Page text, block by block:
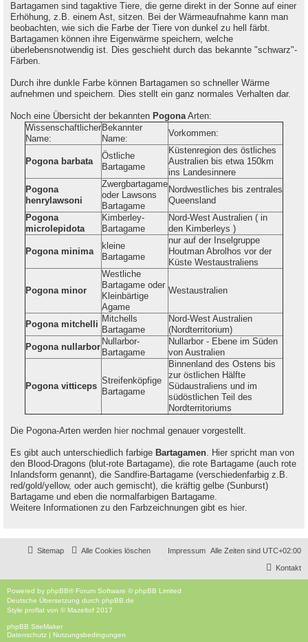
Bartagamen sind tagaktive Tiere, die gerne direkt in der Sonne auf einer
Erhöhung, z.B. einem Ast, sitzen. Bei der Wärmeaufnahme kann man
beobachten, wie sich die Farbe der Tiere von dunkel zu hell färbt.
Bartagamen können ihre Eigenwärme speichern, welche
überlebensnotwendig ist. Dies geschieht durch das bekannte "schwarz"-
Färben.
Durch ihre dunkle Farbe können Bartagamen so schneller Wärme
aufnehmen und speichern. Dies stellt ein ganz normales Verhalten dar.
Noch eine Übersicht der bekannten Pogona Arten:
Wissenschaftlicher
Name:
Bekannter
Name:
Vorkommen:
Pogona barbata
Östliche
Bartagame
Küstenregion des östliches
Australien bis etwa 150km
ins Landesinnere
Pogona
henrylawsoni
Zwergbartagame
oder Lawsons
Bartagame
Nordwestliches bis zentrales
Queensland
Pogona
microlepidota
Kimberley-
Bartagame
Nord-West Australien ( in
den Kimberleys )
Pogona minima
kleine
Bartagame
nur auf der Inselgruppe
Houtman Abrolhos vor der
Küste Westaustraliens
Pogona minor
Westliche
Bartagame oder
Kleinbärtige
Agame
Westaustralien
Pogona mitchelli
Mitchells
Bartagame
Nord-West Australien
(Nordterritorium)
Pogona nullarbor
Nullarbor-
Bartagame
Nullarbor - Ebene im Süden
von Australien
Pogona vitticeps
Streifenköpfige
Bartagame
Binnenland des Ostens bis
zur östlichen Hälfte
Südaustraliens und im
südöstlichen Teil des
Nordterritoriums
Die Pogona-Arten werden hier nochmal genauer vorgestellt.
Es gibt auch unterschiedlich farbige Bartagamen . Hier spricht man von
den Blood-Dragons (blut-rote Bartagame), die rote Bartagame (auch rote
Inlandsform genannt), die Sandfire-Bartagame (verschiedenfarbig z.B.
red/gold/yellow, oder auch gemischt), die kräftig gelbe (Sunburst)
Bartagame und eben die normalfarbigen Bartagame.
Weitere Informationen zu den Farbzeichnungen gibt es hier
Alle Zeiten sind UTC+02:00
Impressum
Alle Cookies löschen
Sitemap
Kontakt
Powered by phpBB® Forum Software © phpBB Limited
Deutsche Übersetzung durch phpBB.de
Style proflat von © Mazeltof 2017
phpBB SiteMaker
Datenschutz | Nutzungsbedingungen